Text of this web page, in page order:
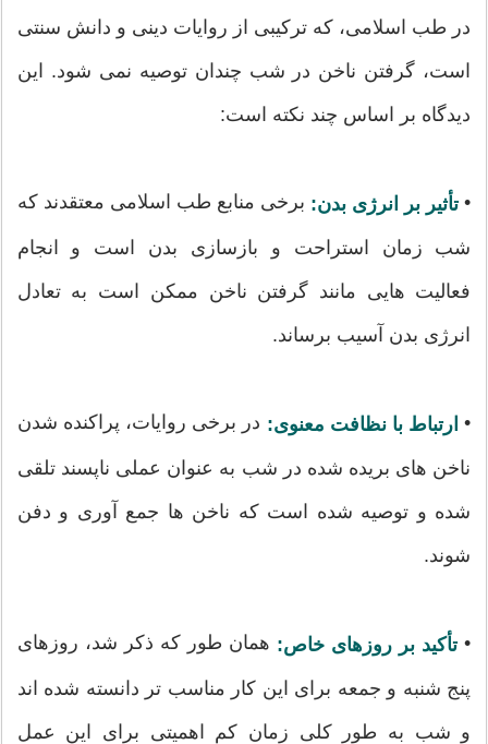
در طب اسلامی، که ترکیبی از روایات دینی و دانش سنتی
است، گرفتن ناخن در شب چندان توصیه نمی شود. این
دیدگاه بر اساس چند نکته است:
•تأثیر بر انرژی بدن: برخی منابع طب اسلامی معتقدند که
شب زمان استراحت و بازسازی بدن است و انجام
فعالیت هایی مانند گرفتن ناخن ممکن است به تعادل
انرژی بدن آسیب برساند.
• ارتباط با نظافت معنوی: در برخی روایات، پراکنده شدن
ناخن های بریده شده در شب به عنوان عملی ناپسند تلقی
شده و توصیه شده است که ناخن ها جمع آوری و دفن
شوند.
•تأکید بر روزهای خاص: همان طور که ذکر شد، روزهای
پنج شنبه و جمعه برای این کار مناسب تر دانسته شده اند
و شب به طور کلی زمان کم اهمیتی برای این عمل